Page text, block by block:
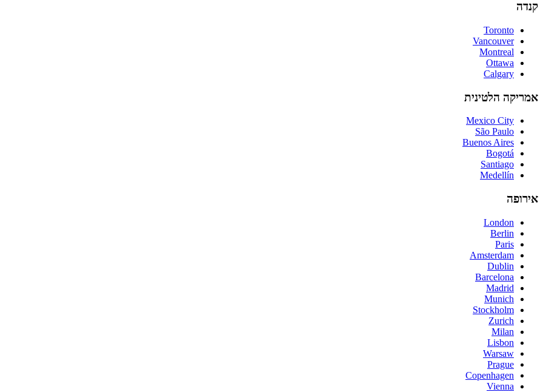
קנדה
Toronto
Vancouver
Montreal
Ottawa
Calgary
אמריקה הלטינית
Mexico City
São Paulo
Buenos Aires
Bogotá
Santiago
Medellín
אירופה
London
Berlin
Paris
Amsterdam
Dublin
Barcelona
Madrid
Munich
Stockholm
Zurich
Milan
Lisbon
Warsaw
Prague
Copenhagen
Vienna